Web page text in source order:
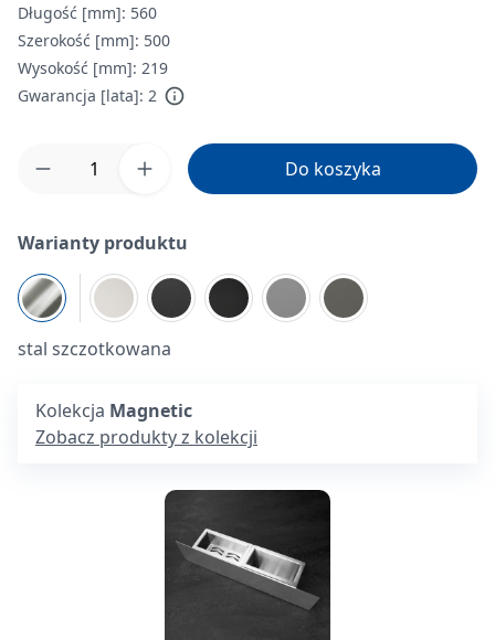
Długość [mm]: 560
Szerokość [mm]: 500
Wysokość [mm]: 219
Gwarancja [lata]: 2
Ilość produktu: Wprowadź żądaną ilość
Do koszyka
Warianty produktu
stal szczotkowana
Kolekcja Magnetic
Zobacz produkty z kolekcji